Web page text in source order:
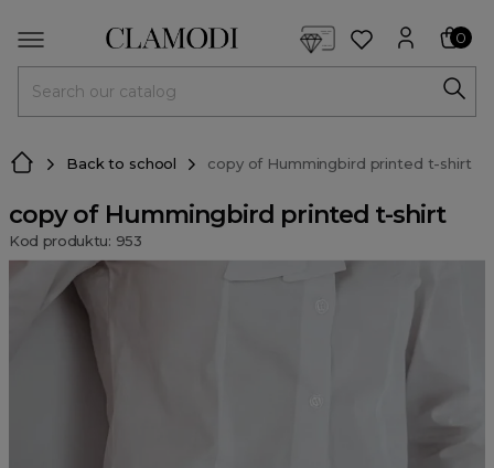
0
Back to school copy of Hummingbird printed t-shirt
copy of Hummingbird printed t-shirt
Kod produktu: 953